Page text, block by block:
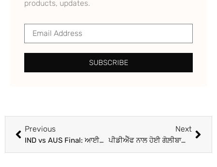
products, updates.
SUBSCRIBE
Previous
IND vs AUS Final: ਆਈਏਐੱਫ ਦੀ ਸੂਰਿਆਕਿਰਨ ਟੀਮ ਨੇ ਅਹਿਮਦਾਬਾਦ ‘ਚ ਵਿਸ਼ਵ ਕੱਪ ਫਾਈਨਲ ਮੁਕਾਬਲੇ ਤੋਂ ਪਹਿਲਾਂ ਏਅਰ ਸ਼ੋਅ ਨਾਲ ਦਰਸ਼ਕਾਂ ਦਾ ਮਨ ਮੋਹਿਆ; Watch
Next
ਪੀਡੀਐੱਫ ਨਾਲ ਹੋਈ ਗੋਲ਼ੀਬਾਰੀ ਤੋਂ ਬਾਅਦ ਭੱਜ ਕੇ ਭਾਰਤ ‘ਚ ਵੜੇ ਮਿਆਂਮਾਰ ਦੇ 29 ਫ਼ੌਜੀ ਵਾਪਸ ਭੇਜੇ